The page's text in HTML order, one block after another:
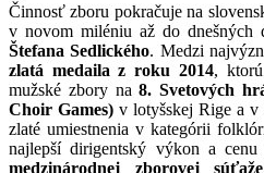
Činnosť zboru pokračuje na
v novom miléniu až do dnešných
Štefana Sedlického. Medzi
zlatá medaila z roku 2014,
mužské zbory na8. Svetových
Choir Games) v lotyšskej Rige a
zlaté umiestnenia v kategórii
najlepší dirigentský výkon a cenu
medzinárodnej zborovej